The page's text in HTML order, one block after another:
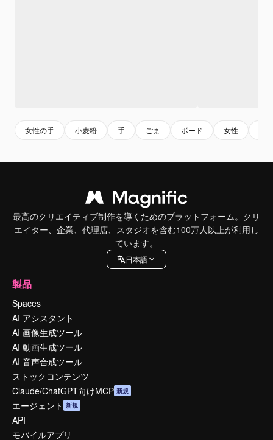
女性の手 小麦粉 手 ごま ボード 女性
最高のクリエイティブ制作を導くためのプラットフォーム。クリ
エイター、企業、代理店、スタジオを含む100万人以上が利用し
ています。
日本語
製品
Spaces
AI アシスタント
AI 画像生成ツール
AI 動画生成ツール
AI 音声合成ツール
ストックコンテンツ
Claude/ChatGPT向けMCP 新規
エージェント 新規
API
モバイルアプリ